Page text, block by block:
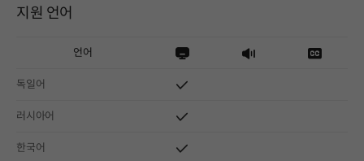
지원 언어
언어
독일어
러시아어
한국어